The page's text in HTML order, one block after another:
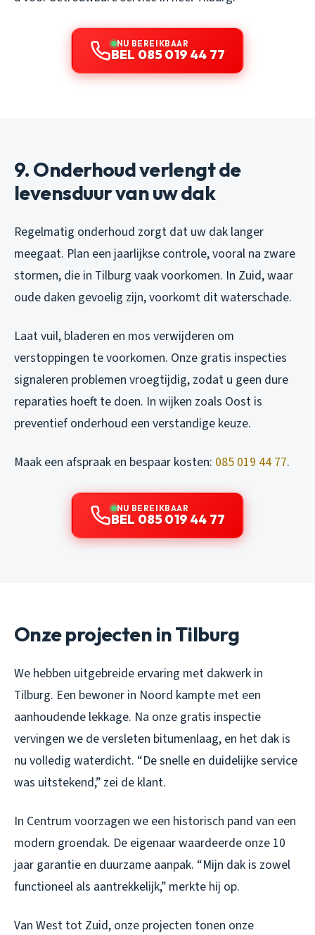
NU BEREIKBAAR
BEL 085 019 44 77
9. Onderhoud verlengt de
levensduur van uw dak
Regelmatig onderhoud zorgt dat uw dak langer
meegaat. Plan een jaarlijkse controle, vooral na zware
stormen, die in Tilburg vaak voorkomen. In Zuid, waar
oude daken gevoelig zijn, voorkomt dit waterschade.
Laat vuil, bladeren en mos verwijderen om
verstoppingen te voorkomen. Onze gratis inspecties
signaleren problemen vroegtijdig, zodat u geen dure
reparaties hoeft te doen. In wijken zoals Oost is
preventief onderhoud een verstandige keuze.
Maak een afspraak en bespaar kosten: 085 019 44 77.
NU BEREIKBAAR
BEL 085 019 44 77
Onze projecten in Tilburg
We hebben uitgebreide ervaring met dakwerk in
Tilburg. Een bewoner in Noord kampte met een
aanhoudende lekkage. Na onze gratis inspectie
vervingen we de versleten bitumenlaag, en het dak is
nu volledig waterdicht. “De snelle en duidelijke service
was uitstekend,” zei de klant.
In Centrum voorzagen we een historisch pand van een
modern groendak. De eigenaar waardeerde onze 10
jaar garantie en duurzame aanpak. “Mijn dak is zowel
functioneel als aantrekkelijk,” merkte hij op.
Van West tot Zuid, onze projecten tonen onze